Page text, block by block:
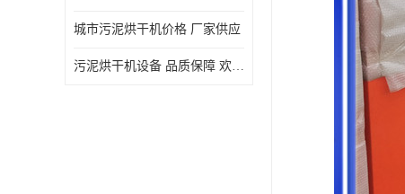
城市污泥烘干机价格 厂家供应
污泥烘干机设备 品质保障 欢迎咨询